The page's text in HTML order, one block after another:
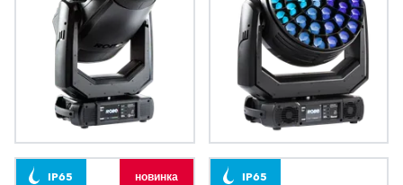
T1 Profile FS™ Tarrantula™
IP65 новинка IP65